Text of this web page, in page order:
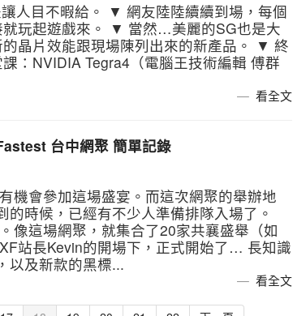
人目不暇給。 ▼ 網友陸陸續續到場，每個
玩起遊戲來。 ▼ 當然…美麗的SG也是大
晶片效能跟現場陳列出來的新產品。 ▼ 終
：NVIDIA Tegra4（電腦王技術編輯 傅群
看全文
台中網聚 簡單記錄
機會參加這場盛宴。而這次網聚的舉辦地
時候，已經有不少人準備排隊入場了。
像這場網聚，就集合了20家共襄盛舉（如
站長Kevin的開場下，正式開始了… 長知識
以及新款的黑標...
看全文